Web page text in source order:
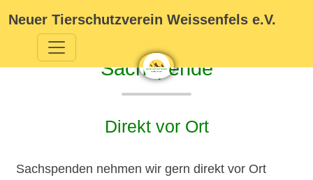
Neuer Tierschutzverein Weissenfels e.V.
Sachspende
Direkt vor Ort
Sachspenden nehmen wir gern direkt vor Ort